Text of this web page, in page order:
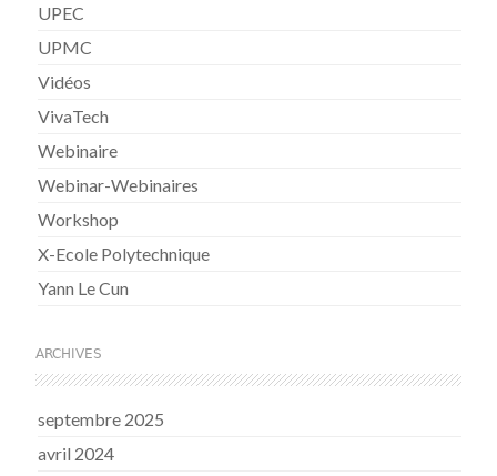
UPEC
UPMC
Vidéos
VivaTech
Webinaire
Webinar-Webinaires
Workshop
X-Ecole Polytechnique
Yann Le Cun
ARCHIVES
septembre 2025
avril 2024